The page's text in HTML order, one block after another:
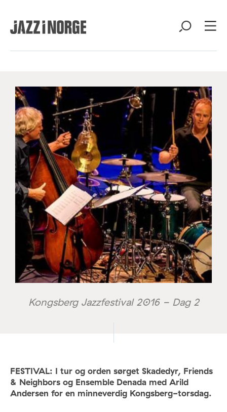
Kongsberg Jazzfestival 2016 - Dag 2
FESTIVAL: I tur og orden sørget Skadedyr, Friends
& Neighbors og Ensemble Denada med Arild
Andersen for en minneverdig Kongsberg-torsdag.